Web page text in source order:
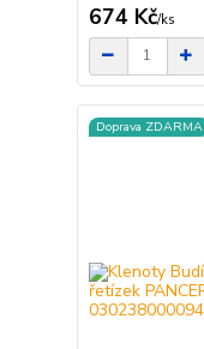
674 Kč/ks
Doprava ZDARMA